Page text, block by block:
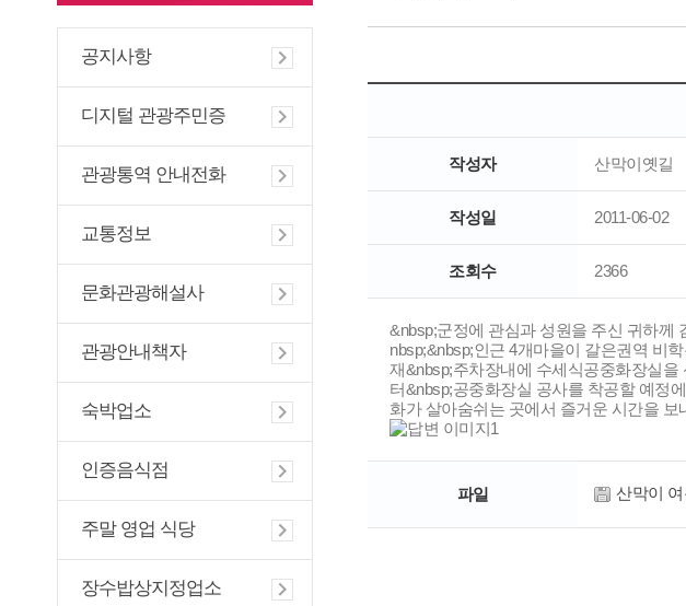
공지사항
디지털 관광주민증
관광통역 안내전화
교통정보
문화관광해설사
관광안내책자
숙박업소
인증음식점
주말 영업 식당
장수밥상지정업소
작성자 산막이옛길
작성일 2011-06-02
조회수 2366
&nbsp;군정에 관심과 성원을 주신 귀하께
nbsp;&nbsp;인근 4개마을이 갈은권역 비
재&nbsp;주차장내에 수세식공중화장실
터&nbsp;공중화장실 공사를 착공할 예정
화가 살아숨쉬는 곳에서 즐거운 시간을
파일 산막이 여